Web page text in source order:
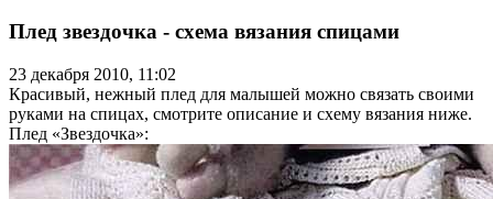
Плед звездочка - схема вязания спицами
23 декабря 2010, 11:02
Красивый, нежный плед для малышей можно связать своими
руками на спицах, смотрите описание и схему вязания ниже.
Плед «Звездочка»: